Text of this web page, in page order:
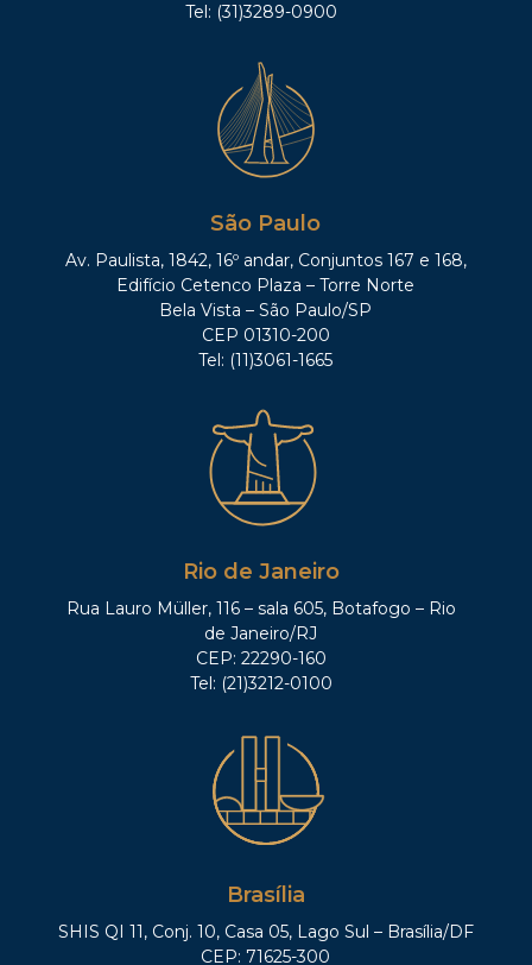
Tel: (31)3289-0900
São Paulo
Av. Paulista, 1842, 16º andar, Conjuntos 167 e 168,
Edifício Cetenco Plaza – Torre Norte
Bela Vista – São Paulo/SP
CEP 01310-200
Tel: (11)3061-1665
Rio de Janeiro
Rua Lauro Müller, 116 – sala 605, Botafogo – Rio
de Janeiro/RJ
CEP: 22290-160
Tel: (21)3212-0100
Brasília
SHIS QI 11, Conj. 10, Casa 05, Lago Sul – Brasília/DF
CEP: 71625-300